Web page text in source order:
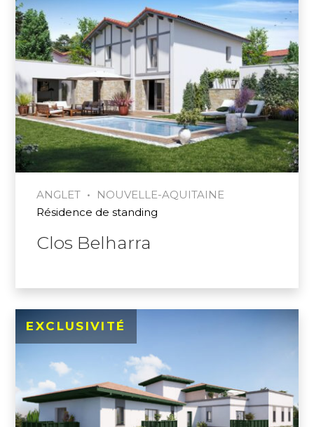
ANGLET •
NOUVELLE-AQUITAINE
Résidence de standing
Clos Belharra
EXCLUSIVITÉ